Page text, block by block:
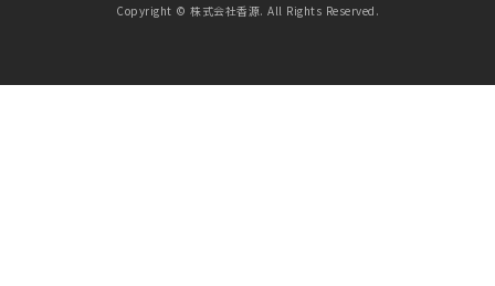
Copyright © 株式会社香源. All Rights Reserved.